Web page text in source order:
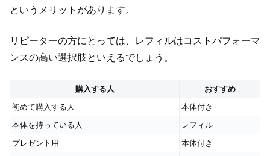
というメリットがあります。
リピーターの方にとっては、レフィルはコストパフォーマ
ンスの高い選択肢といえるでしょう。
購入する人
おすすめ
初めて購入する人
本体付き
本体を持っている人
レフィル
プレゼント用
本体付き